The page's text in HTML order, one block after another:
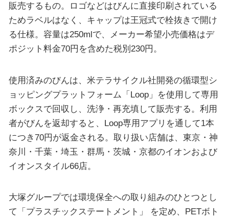
販売するもの。ロゴなどはびんに直接印刷されている
ためラベルはなく、キャップは王冠式で栓抜きで開け
る仕様。容量は250mlで、メーカー希望小売価格はデ
ポジット料金70円を含めた税別230円。
使用済みのびんは、米テラサイクル社開発の循環型シ
ョッピングプラットフォーム「Loop」を使用して専用
ボックスで回収し、洗浄・再充填して販売する。利用
者がびんを返却すると、Loop専用アプリを通して1本
につき70円が返金される。取り扱い店舗は、東京・神
奈川・千葉・埼玉・群馬・茨城・京都のイオンおよび
イオンスタイル66店。
大塚グループでは環境保全への取り組みのひとつとし
て「プラスチックステートメント」 を定め、PETボト